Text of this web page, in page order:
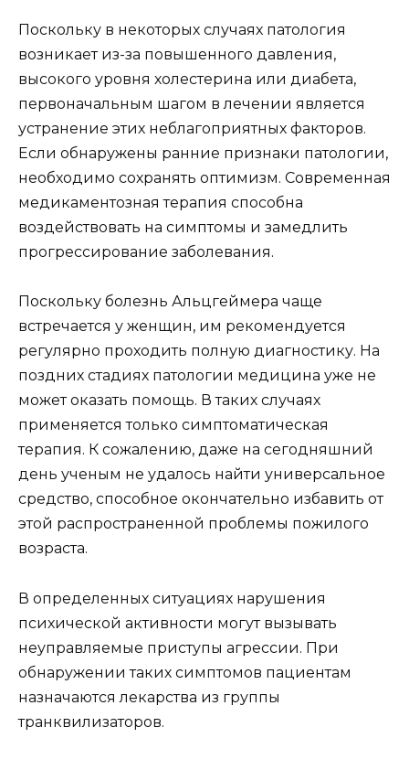
Поскольку в некоторых случаях патология
возникает из-за повышенного давления,
высокого уровня холестерина или диабета,
первоначальным шагом в лечении является
устранение этих неблагоприятных факторов.
Если обнаружены ранние признаки патологии,
необходимо сохранять оптимизм. Современная
медикаментозная терапия способна
воздействовать на симптомы и замедлить
прогрессирование заболевания.
Поскольку болезнь Альцгеймера чаще
встречается у женщин, им рекомендуется
регулярно проходить полную диагностику. На
поздних стадиях патологии медицина уже не
может оказать помощь. В таких случаях
применяется только симптоматическая
терапия. К сожалению, даже на сегодняшний
день ученым не удалось найти универсальное
средство, способное окончательно избавить от
этой распространенной проблемы пожилого
возраста.
В определенных ситуациях нарушения
психической активности могут вызывать
неуправляемые приступы агрессии. При
обнаружении таких симптомов пациентам
назначаются лекарства из группы
транквилизаторов.